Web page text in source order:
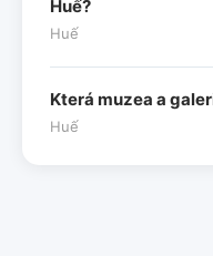
Huế?
Huế
Která muzea a
Huế